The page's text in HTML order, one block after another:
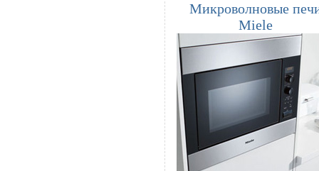
Микроволновые
Miele